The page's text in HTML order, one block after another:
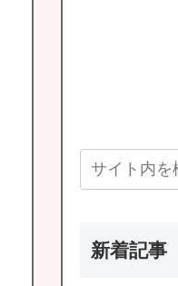
新着記事